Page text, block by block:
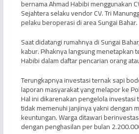
bernama Ahmad Habibi menggunakan
Sejahtera selaku vendor CV. Tri
pelaku beroperasi di area Sungai Bahar.
Saat didatangi rumahnya di Sungai
kabur. Pihaknya langsung menetapkan
Habibi dalam daftar pencarian orang
Terungkapnya investasi ternak sapi
laporan masyarakat yang melapor ke
Hal ini dikarenakan pengelola
tidak memenuhi janjinya yakni dengan
keuntungan. Warga ditawari
dengan penghasilan per bulan